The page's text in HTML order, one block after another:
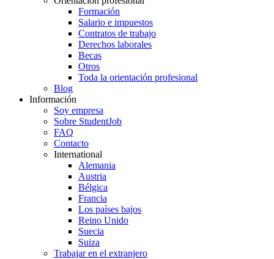
Formación
Salario e impuestos
Contratos de trabajo
Derechos laborales
Becas
Otros
Toda la orientación profesional
Blog
Información
Soy empresa
Sobre StudentJob
FAQ
Contacto
International
Alemania
Austria
Bélgica
Francia
Los países bajos
Reino Unido
Suecia
Suiza
Trabajar en el extranjero